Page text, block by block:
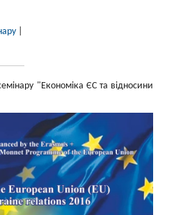
"Економіка ЄС та відносини